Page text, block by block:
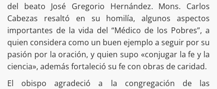
del beato José Gregorio Hernández. Mons. Carlos
Cabezas resaltó en su homilía, algunos aspectos
importantes de la vida del “Médico de los Pobres”, a
quien considera como un buen ejemplo a seguir por su
pasión por la oración, y quien supo «conjugar la fe y la
ciencia», además fortaleció su fe con obras de caridad.
El obispo agradeció a la congregación de las